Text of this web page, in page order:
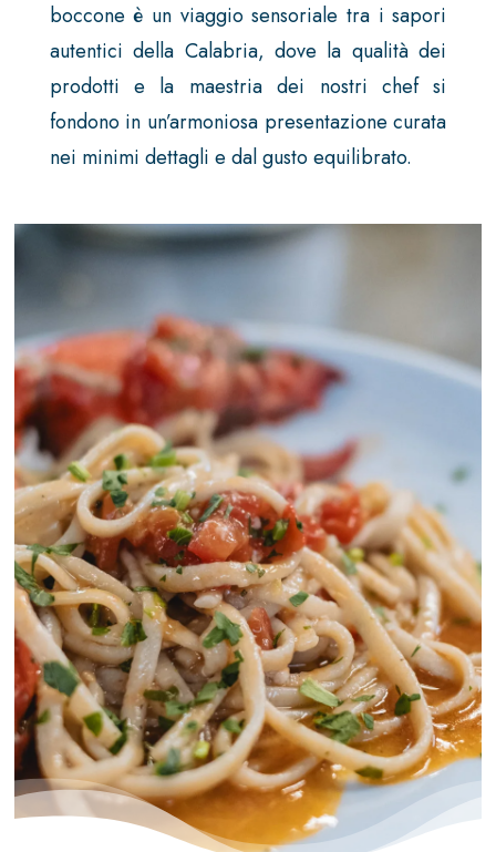
boccone è un viaggio sensoriale tra i sapori
autentici della Calabria, dove la qualità dei
prodotti e la maestria dei nostri chef si
fondono in un’armoniosa presentazione curata
nei minimi dettagli e dal gusto equilibrato.